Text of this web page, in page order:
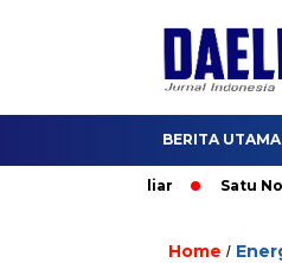
BERITA UTAMA
Satu Nomor,
Home /